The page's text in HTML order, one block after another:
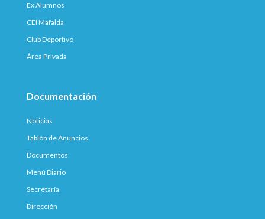
Ex Alumnos
CEI Mafalda
Club Deportivo
Área Privada
Documentación
Noticias
Tablón de Anuncios
Documentos
Menú Diario
Secretaría
Dirección